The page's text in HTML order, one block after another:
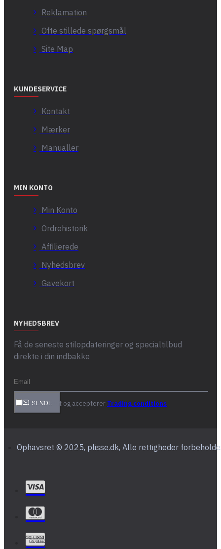
Reklamation
Ofte stillede spørgsmål
Site Map
KUNDESERVICE
Kontakt
Mærker
Manualler
MIN KONTO
Min Konto
Ordrehistorik
Affilierede
Nyhedsbrev
Gavekort
NYHEDSBREV
Få de seneste stilopdateringer og specialtilbud
direkte i din indbakke
SENDE
Jeg har læst og accepterer Trading conditions
Ophavsret © 2025, plisse.dk, Alle rettigheder